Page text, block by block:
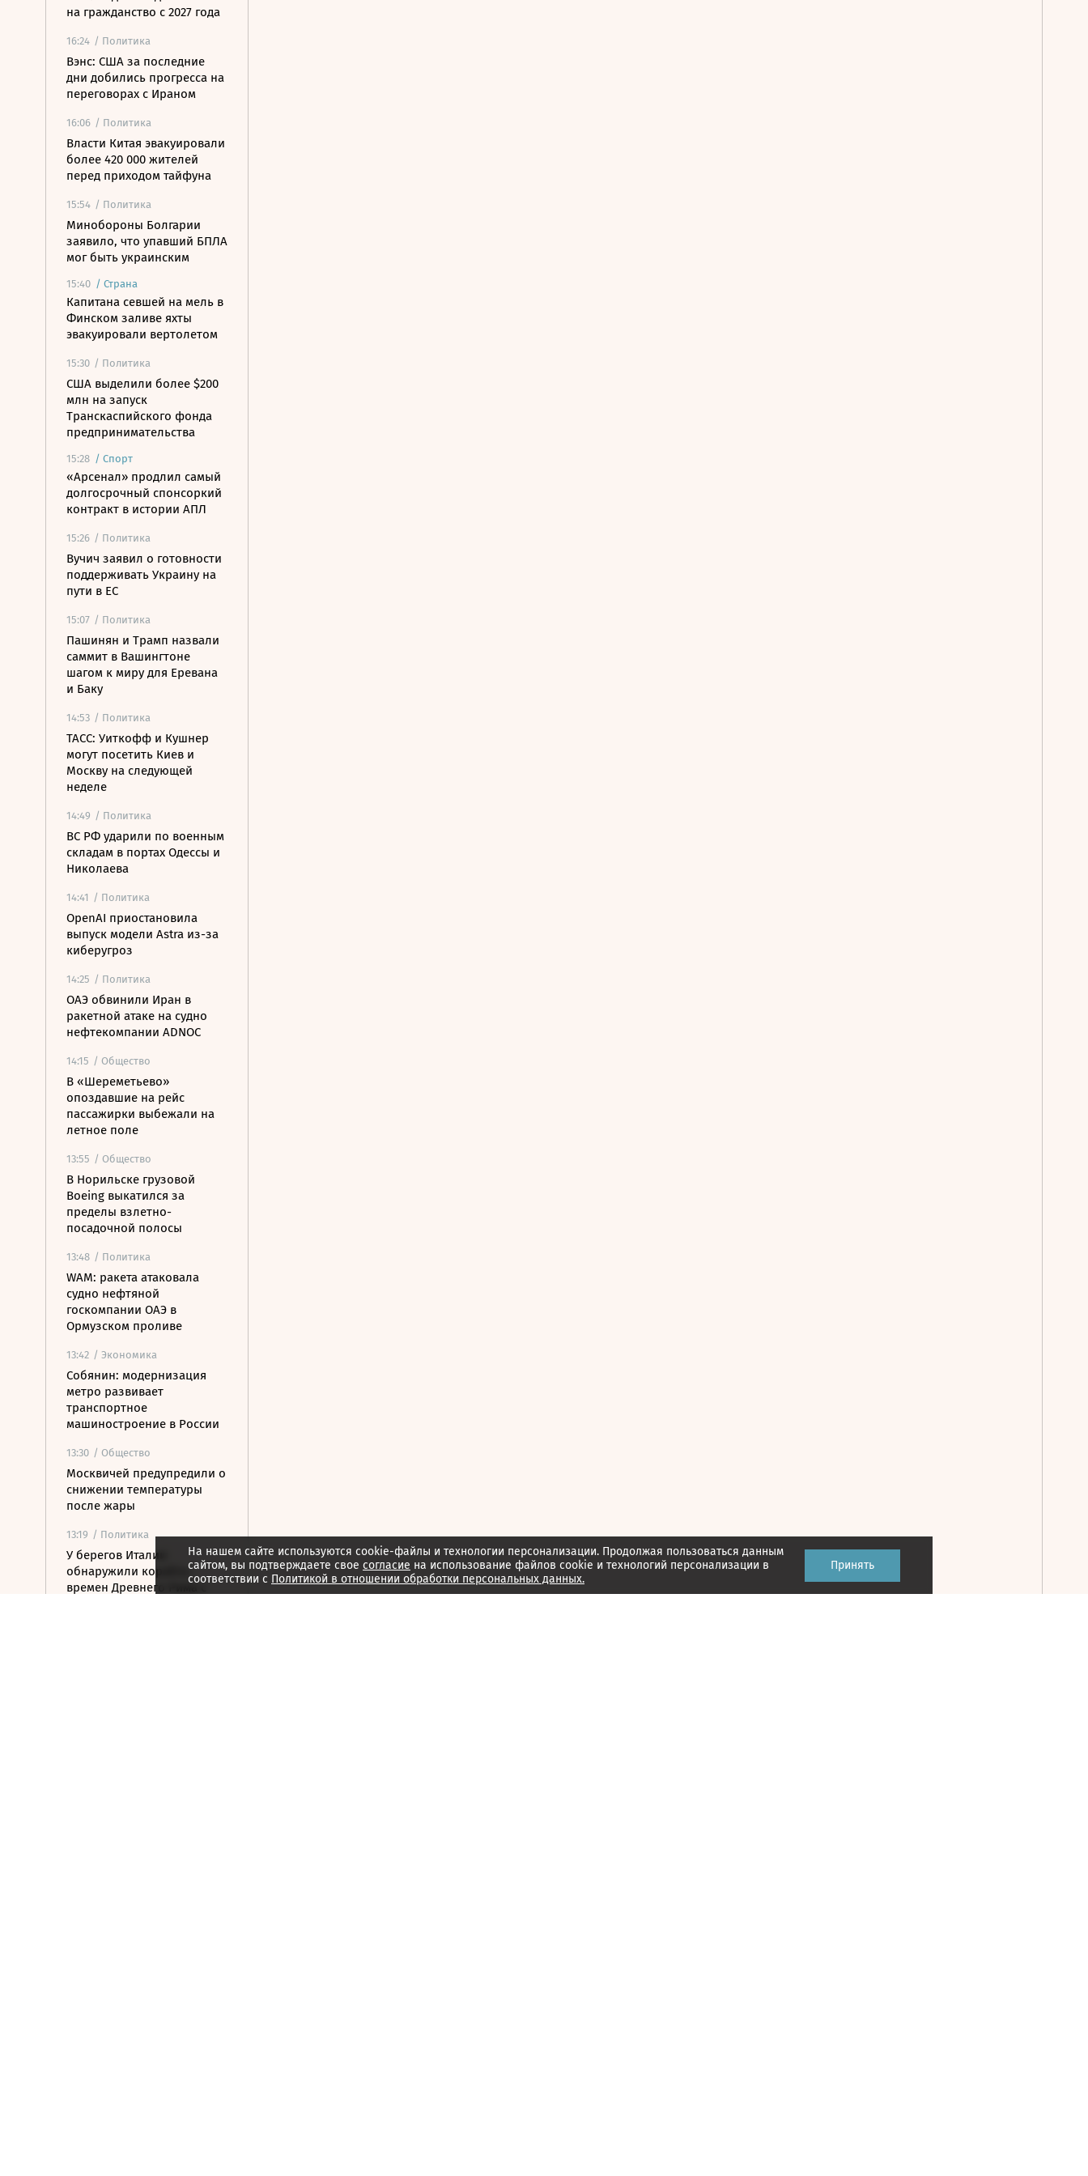
на гражданство с 2027 года
16:24 / Политика
Вэнс: США за последние
дни добились прогресса на
переговорах с Ираном
16:06 / Политика
Власти Китая эвакуировали
более 420 000 жителей
перед приходом тайфуна
15:54 / Политика
Минобороны Болгарии
заявило, что упавший БПЛА
мог быть украинским
15:40 / Страна
Капитана севшей на мель в
Финском заливе яхты
эвакуировали вертолетом
15:30 / Политика
США выделили более $200
млн на запуск
Транскаспийского фонда
предпринимательства
15:28 / Спорт
«Арсенал» продлил самый
долгосрочный спонсоркий
контракт в истории АПЛ
15:26 / Политика
Вучич заявил о готовности
поддерживать Украину на
пути в ЕС
15:07 / Политика
Пашинян и Трамп назвали
саммит в Вашингтоне
шагом к миру для Еревана
и Баку
14:53 / Политика
ТАСС: Уиткофф и Кушнер
могут посетить Киев и
Москву на следующей
неделе
14:49 / Политика
ВС РФ ударили по военным
складам в портах Одессы и
Николаева
14:41 / Политика
OpenAI приостановила
выпуск модели Astra из-за
киберугроз
14:25 / Политика
ОАЭ обвинили Иран в
ракетной атаке на судно
нефтекомпании ADNOC
14:15 / Общество
В «Шереметьево»
опоздавшие на рейс
пассажирки выбежали на
летное поле
13:55 / Общество
В Норильске грузовой
Boeing выкатился за
пределы взлетно-
посадочной полосы
13:48 / Политика
WAM: ракета атаковала
судно нефтяной
госкомпании ОАЭ в
Ормузском проливе
13:42 / Экономика
Собянин: модернизация
метро развивает
транспортное
машиностроение в России
13:30 / Общество
Москвичей предупредили о
снижении температуры
после жары
13:19 / Политика
У берегов Италии
обнаружили корабль
времен Древнего Рима с
На нашем сайте используются cookie-файлы и технологии персонализации. Продолжая пользоваться данным
сайтом, вы подтверждаете свое согласие на использование файлов cookie и технологий персонализации в
соответствии с Политикой в отношении обработки персональных данных.
Принять